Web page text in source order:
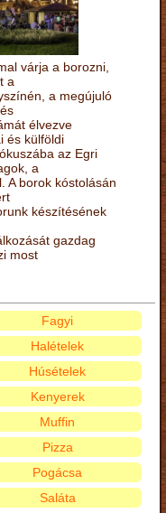
várja a borozni,
a
a megújuló
élvezve
és külföldi
az Egri
a
A borok kóstolásán
készítésének
gazdag
most
Fagyi
Halételek
Húsételek
Kenyerek
Muffin
Pizza
Pogácsa
Saláta